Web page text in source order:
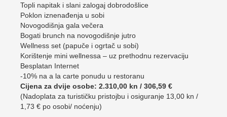
Topli napitak i slani zalogaj dobrodošlice
Poklon iznenađenja u sobi
Novogodišnja gala večera
Bogati brunch na novogodišnje jutro
Wellness set (papuče i ogrtač u sobi)
Korištenje mini wellnessa – uz prethodnu rezervaciju
Besplatan Internet
-10% na a la carte ponudu u restoranu
Cijena za dvije osobe: 2.310,00 kn / 306,59 €
(Nadoplata za turističku pristojbu i osiguranje 13,00 kn /
1,73 € po osobi/ noćenju)